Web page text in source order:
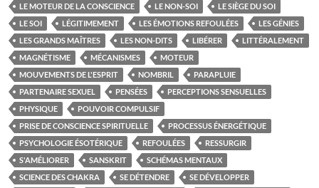
LE MOTEUR DE LA CONSCIENCE
LE NON-SOI
LE SIÈGE DU SOI
LE SOI
LÉGITIMEMENT LES ÉMOTIONS REFOULÉES
LES GÉNIES
LES GRANDS MAÎTRES
LES NON-DITS LIBÉRER
LITTÉRALEMENT
MAGNÉTISME
MÉCANISMES
MOTEUR
MOUVEMENTS DE L'ESPRIT
NOMBRIL
PARAPLUIE
PARTENAIRE SEXUEL
PENSÉES
PERCEPTIONS SENSUELLES
PHYSIQUE
POUVOIR COMPULSIF
PRISE DE CONSCIENCE SPIRITUELLE
PROCESSUS ÉNERGÉTIQUE
PSYCHOLOGIE ÉSOTÉRIQUE
REFOULÉES
RESSURGIR
S'AMÉLIORER
SANSKRIT
SCHÉMAS MENTAUX
SCIENCE DES CHAKRA
SE DÉTENDRE
SE DÉVELOPPER